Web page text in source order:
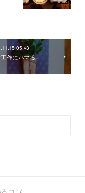
05:43
作にハマる
ろごはん.